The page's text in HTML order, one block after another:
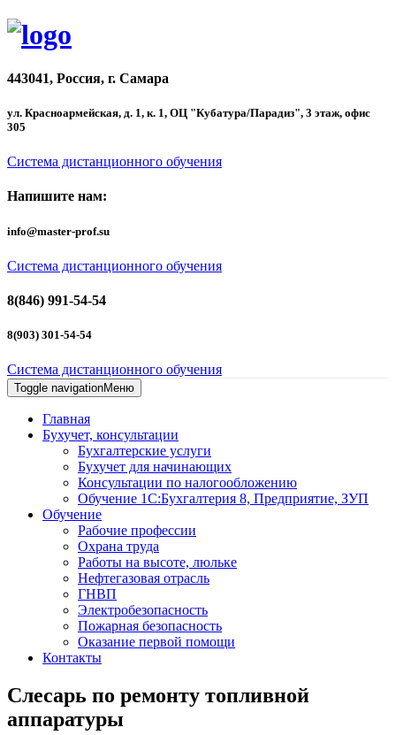
443041, Россия, г. Самара
ул. Красноармейская, д. 1, к. 1, ОЦ "Кубатура/Парадиз", 3 этаж, офис
305
Система дистанционного обучения
Напишите нам:
info@master-prof.su
Система дистанционного обучения
8(846) 991-54-54
8(903) 301-54-54
Система дистанционного обучения
Toggle navigationМеню
Главная
Бухучет, консультации
Бухгалтерские услуги
Бухучет для начинающих
Консультации по налогообложению
Обучение 1С:Бухгалтерия 8, Предприятие, ЗУП
Обучение
Рабочие профессии
Охрана труда
Работы на высоте, люльке
Нефтегазовая отрасль
ГНВП
Электробезопасность
Пожарная безопасность
Оказание первой помощи
Контакты
Слесарь по ремонту топливной
аппаратуры